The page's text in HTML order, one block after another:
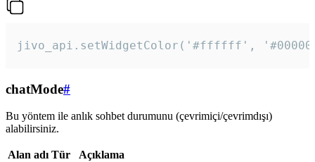
jivo_api.setWidgetColor('#ffffff',
chatMode#
Bu yöntem ile anlık sohbet durumunu (çevrimiçi/çevrimdışı)
alabilirsiniz.
Alan adı Tür
Açıklama